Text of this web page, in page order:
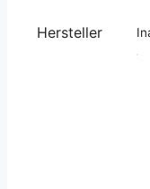
Hersteller